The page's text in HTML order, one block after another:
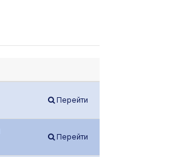
Перейти
Перейти